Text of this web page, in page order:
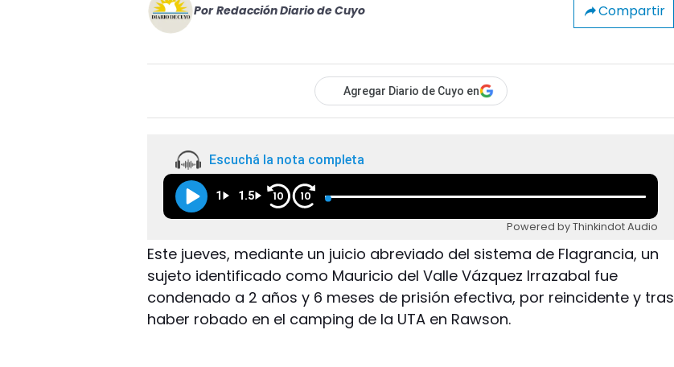
Por Redacción Diario de Cuyo Compartir
Agregar Diario de Cuyo en
Escuchá la nota completa
1 1.5 10 10
Powered by Thinkindot Audio
Este jueves, mediante un juicio abreviado del sistema de Flagrancia, un
sujeto identificado como Mauricio del Valle Vázquez Irrazabal fue
condenado a 2 años y 6 meses de prisión efectiva, por reincidente y tras
haber robado en el camping de la UTA en Rawson.